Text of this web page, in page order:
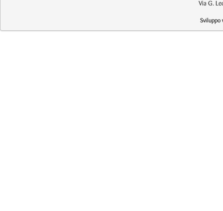
Via G.
Sviluppo